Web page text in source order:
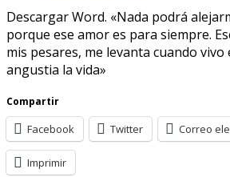
Descargar Word. «Nada podrá
porque ese amor es para siempre.
mis pesares, me levanta cuando vivo
angustia la vida»
Compartir
Facebook Twitter Correo
Imprimir